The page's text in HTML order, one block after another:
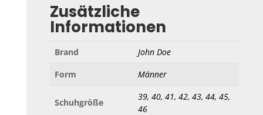
Zusätzliche
Informationen
Brand
John Doe
Form
Männer
Schuhgröße
39, 40, 41, 42, 43, 44, 45,
46